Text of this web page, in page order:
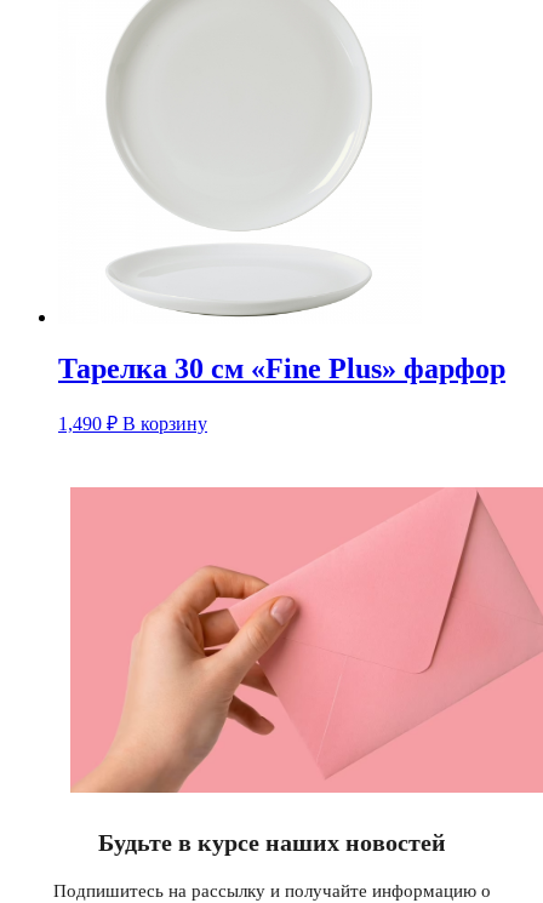
Тарелка 30 см «Fine Plus» фарфор
1,490 ₽ В корзину
Будьте в курсе наших новостей
Подпишитесь на рассылку и получайте информацию о